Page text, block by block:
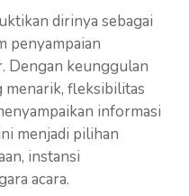
dirinya sebagai
penyampaian
Dengan keunggulan
fleksibilitas
informasi
menjadi pilihan
instansi
acara.